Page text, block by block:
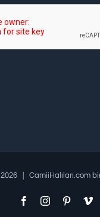
2026 | CamiiHalıları.com
FacebookInstagramPinterest